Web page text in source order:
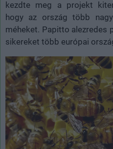
kezdte meg a projekt
hogy az ország több
méheket. Papitto alezredes
sikereket több európai